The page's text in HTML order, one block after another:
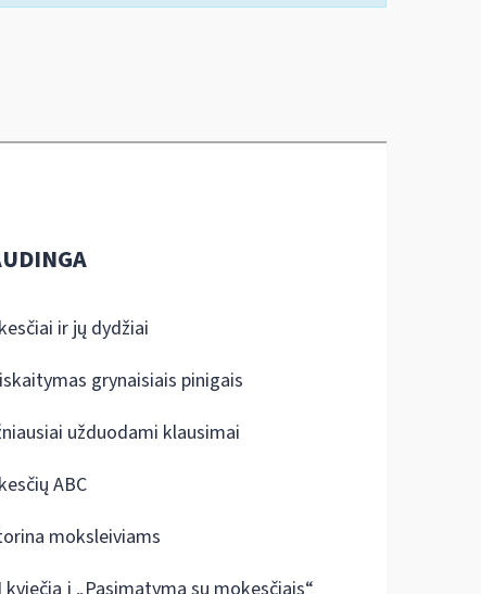
ir jų dydžiai
grynaisiais pinigais
užduodami klausimai
ABC
moksleiviams